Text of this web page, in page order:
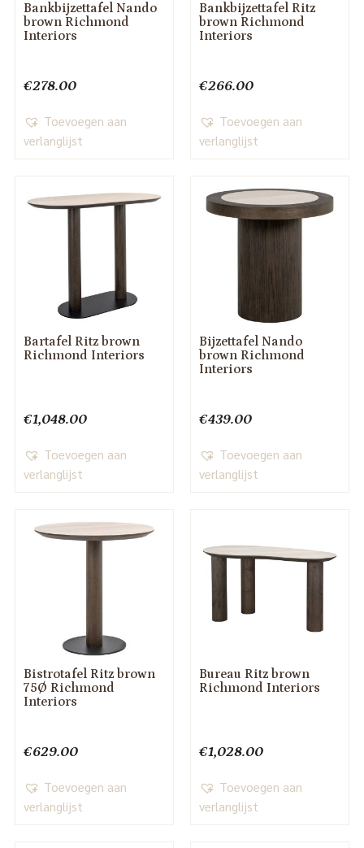
Bankbijzettafel Nando
brown Richmond
Interiors
€278.00
Toevoegen aan
verlanglijst
Bankbijzettafel Ritz
brown Richmond
Interiors
€266.00
Toevoegen aan
verlanglijst
Bartafel Ritz brown
Richmond Interiors
€1,048.00
Toevoegen aan
verlanglijst
Bijzettafel Nando
brown Richmond
Interiors
€439.00
Toevoegen aan
verlanglijst
Bistrotafel Ritz brown
75Ø Richmond
Interiors
€629.00
Toevoegen aan
verlanglijst
Bureau Ritz brown
Richmond Interiors
€1,028.00
Toevoegen aan
verlanglijst